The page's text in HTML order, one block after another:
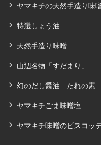
ヤマキチの天然手造り味
特選しょう油
天然手造り味噌
山辺名物「すだまり」
幻のだし醤油 たれの素
ヤマキチごま味噌塩
ヤマキチ味噌のビスコッ